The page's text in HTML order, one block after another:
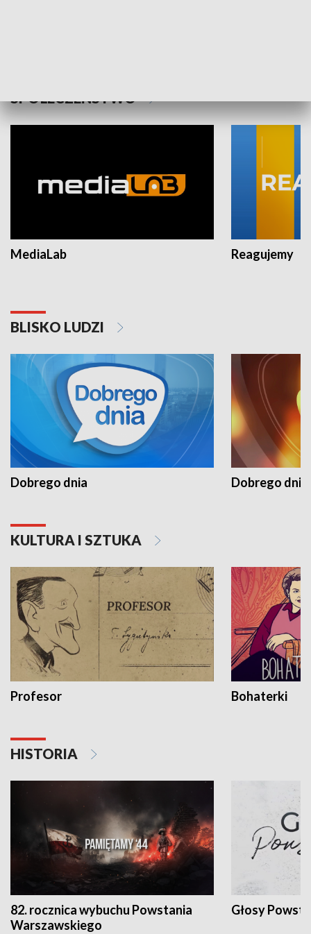
SPOŁECZEŃSTWO
MediaLab Reagujemy
BLISKO LUDZI
Dobrego dnia Dobrego dnia
KULTURA I SZTUKA
Profesor Bohaterki
HISTORIA
82. rocznica wybuchu Powstania
Warszawskiego
Głosy